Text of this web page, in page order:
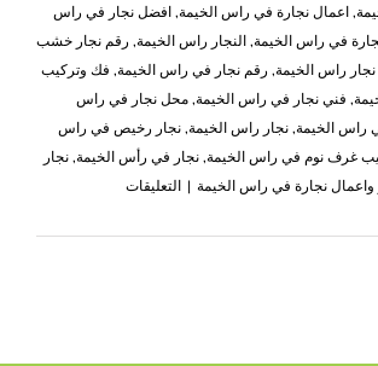
, اعمال نجارة في راس الخيمة, افضل نجار في راس
في راس الخيمة, النجار راس الخيمة, رقم نجار خشب
راس الخيمة, رقم نجار في راس الخيمة, فك وتركيب
, فني نجار في راس الخيمة, محل نجار في راس
راس الخيمة, نجار راس الخيمة, نجار رخيص في راس
غرف نوم في راس الخيمة, نجار في رأس الخيمة, نجار
واعمال نجارة في راس الخيمة | التعليقاتعلى
في